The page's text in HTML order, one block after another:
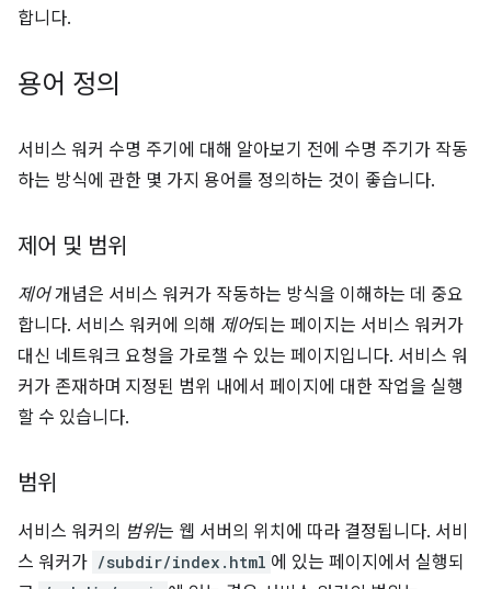
합니다.
용어 정의
서비스 워커 수명 주기에 대해 알아보기 전에 수명 주기가 작동
하는 방식에 관한 몇 가지 용어를 정의하는 것이 좋습니다.
제어 및 범위
제어개념은 서비스 워커가 작동하는 방식을 이해하는 데 중요
합니다. 서비스 워커에 의해 제어되는 페이지는 서비스 워커가
대신 네트워크 요청을 가로챌 수 있는 페이지입니다. 서비스 워
커가 존재하며 지정된 범위 내에서 페이지에 대한 작업을 실행
할 수 있습니다.
범위
서비스 워커의 범위는 웹 서버의 위치에 따라 결정됩니다. 서비
스 워커가 /subdir/index.html 에 있는 페이지에서 실행되